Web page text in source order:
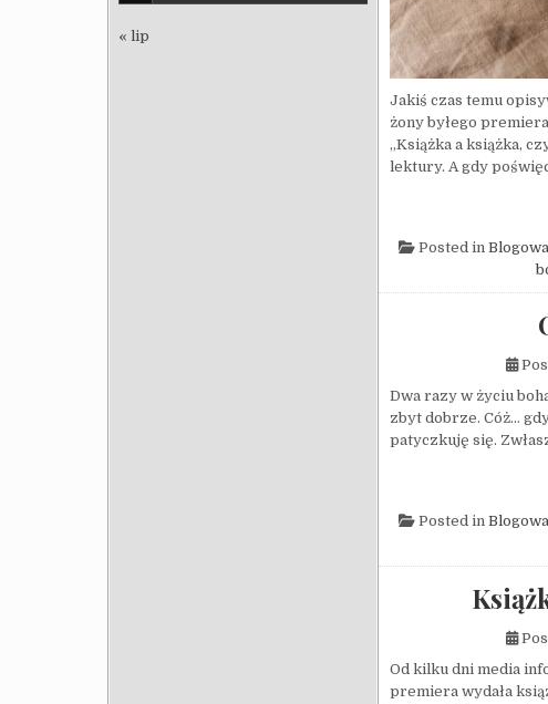
Jakiś czas temu
żony byłego
„Książka a książka,
lektury. A gdy
Posted in
Dwa razy w życiu
zbyt dobrze. Cóż…
patyczkuję się.
Posted in
Od kilku dni media
premiera wydała
« lip